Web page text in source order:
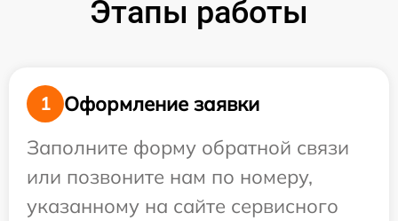
Этапы работы
1
Оформление заявки
Заполните форму обратной связи
или позвоните нам по номеру,
указанному на сайте сервисного